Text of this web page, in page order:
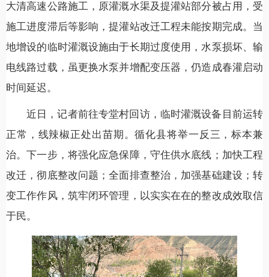
大清高速公路施工，原灌溉水渠及提灌站部分被占用，受
施工进度滞后等影响，提灌站改迁工程未能按期完成。当
地增设的临时灌溉设施由于长期过度使用，水泵损坏、输
电线路过载，虽更换水泵并增配变压器，仍造成春灌启动
时间延迟。
近日，记者前往专堂村回访，临时灌溉设备目前运转
正常，线辣椒正处出苗期。循化县将举一反三，标本兼
治。下一步，将强化应急保障，守住供水底线；加快工程
改迁，彻底整改问题；全面排查整治，加强基础建设；转
变工作作风，筑牢闭环管理，以实实在在的整改成效取信
于民。